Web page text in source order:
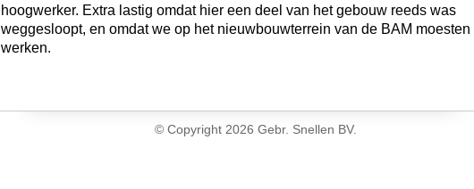
hoogwerker. Extra lastig omdat hier een deel van het gebouw reeds was
weggesloopt, en omdat we op het nieuwbouwterrein van de BAM moesten
werken.
© Copyright 2026 Gebr. Snellen BV.